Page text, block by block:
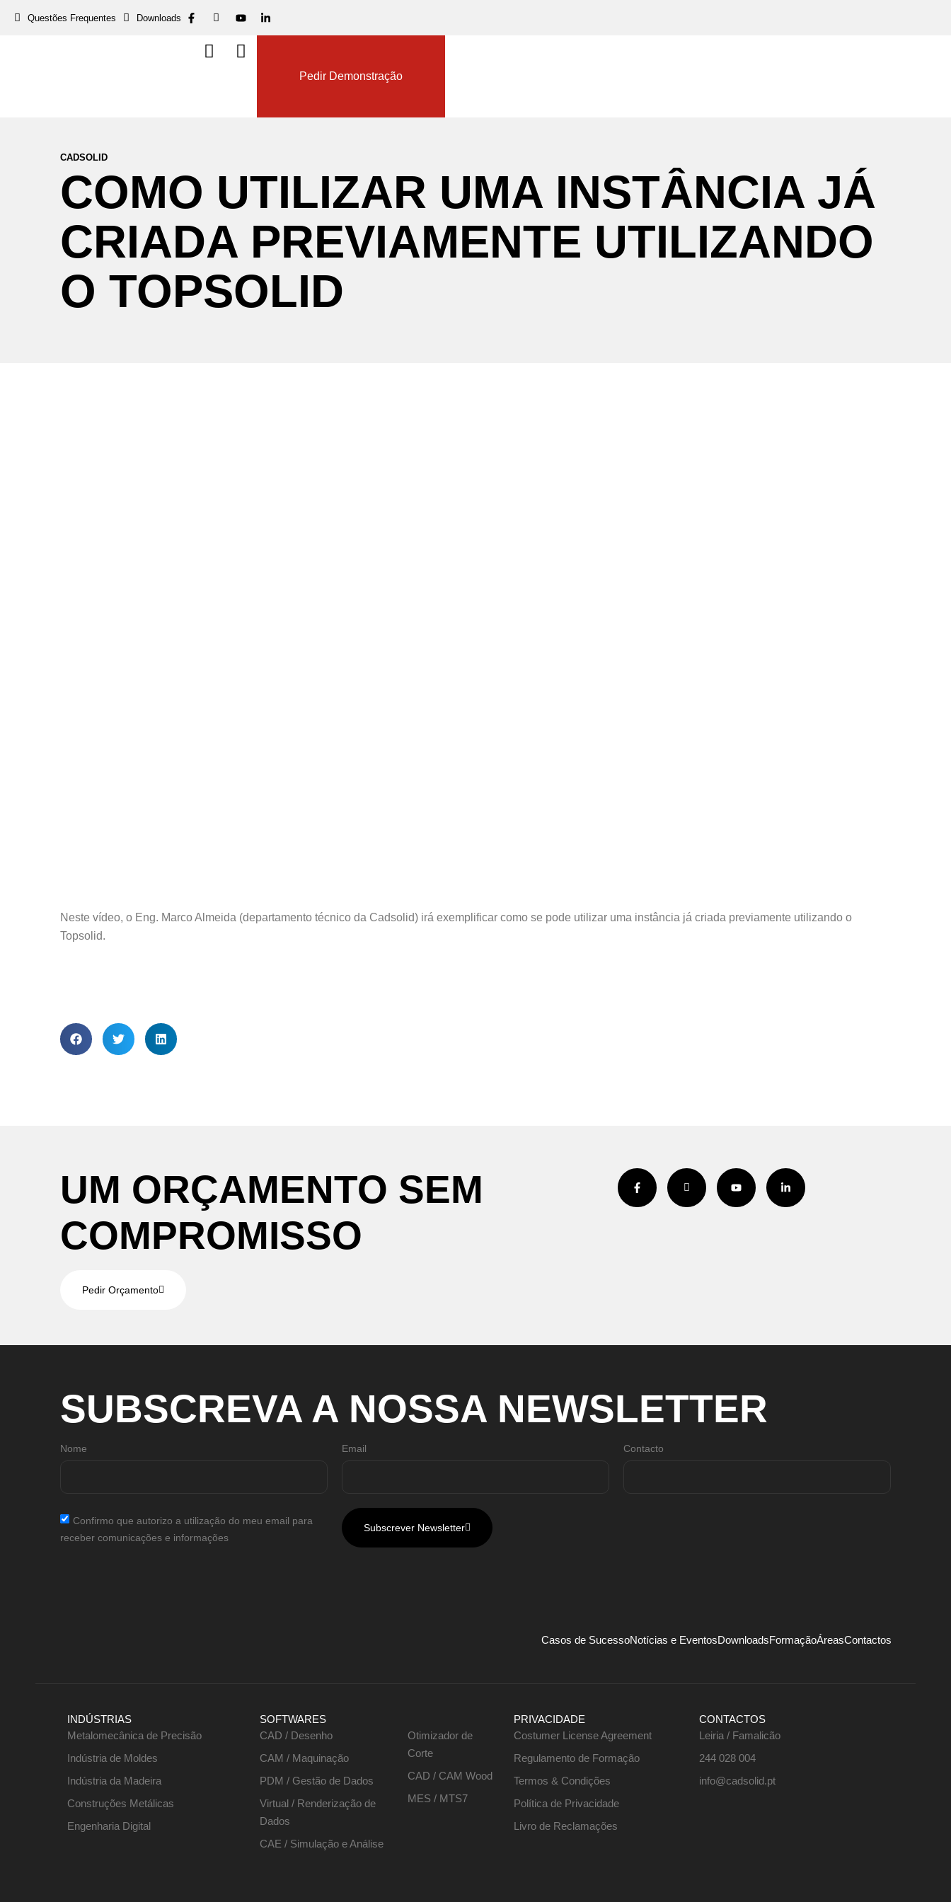
Questões Frequentes Downloads
Pedir Demonstração
CADSOLID
COMO UTILIZAR UMA INSTÂNCIA JÁ
CRIADA PREVIAMENTE UTILIZANDO
O TOPSOLID
Neste vídeo, o Eng. Marco Almeida (departamento técnico da Cadsolid) irá exemplificar como se pode utilizar uma instância já criada previamente utilizando o
Topsolid.
UM ORÇAMENTO SEM
COMPROMISSO
Pedir Orçamento
SUBSCREVA A NOSSA NEWSLETTER
Nome Email Contacto
Confirmo que autorizo a utilização do meu email para
receber comunicações e informações
Subscrever Newsletter
Casos de SucessoNotícias e EventosDownloadsFormaçãoÁreasContactos
INDÚSTRIAS
Metalomecânica de Precisão
Indústria de Moldes
Indústria da Madeira
Construções Metálicas
Engenharia Digital
SOFTWARES
CAD / Desenho
CAM / Maquinação
PDM / Gestão de Dados
Virtual / Renderização de
Dados
CAE / Simulação e Análise
Otimizador de
Corte
CAD / CAM Wood
MES / MTS7
PRIVACIDADE
Costumer License Agreement
Regulamento de Formação
Termos & Condições
Política de Privacidade
Livro de Reclamações
CONTACTOS
Leiria / Famalicão
244 028 004
info@cadsolid.pt